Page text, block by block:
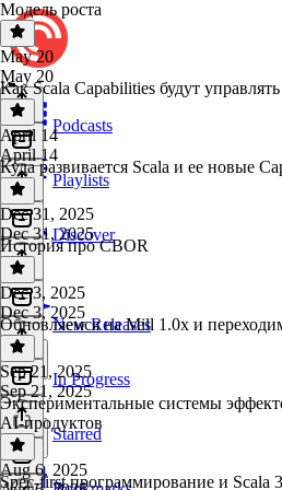
Podcasts
Playlists
Discover
New Releases
In Progress
Starred
Модель роста
May 20
May 20
Как Scala Capabilities будут
April 14
April 14
Куда развивается Scala и ее новые
Dec 31, 2025
Dec 31, 2025
История про CBOR
Dec 3, 2025
Dec 3, 2025
Обновляемся на Mill 1.0x и
Sep 21, 2025
Sep 21, 2025
Экспериментальные системы
AI-продуктов
Aug 6, 2025
Spec-first программирование и Scala